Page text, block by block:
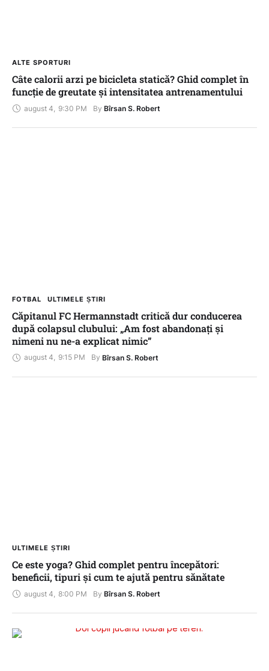
ALTE SPORTURI
Câte calorii arzi pe bicicleta statică? Ghid complet în
funcție de greutate și intensitatea antrenamentului
august 4 9:30 PM By Bîrsan S. Robert
FOTBAL ULTIMELE ȘTIRI
Căpitanul FC Hermannstadt critică dur conducerea
după colapsul clubului: „Am fost abandonați și
nimeni nu ne-a explicat nimic”
august 4, 9:15 PM By Bîrsan S. Robert
ULTIMELE ȘTIRI
Ce este yoga? Ghid complet pentru începători:
beneficii, tipuri și cum te ajută pentru sănătate
august 4 8:00 PM By Bîrsan S. Robert